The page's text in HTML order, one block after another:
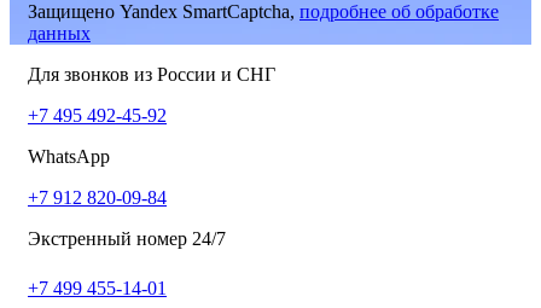
Защищено Yandex SmartCaptcha, подробнее об обработке
данных
Для звонков из России и СНГ
+7 495 492-45-92
WhatsApp
+7 912 820-09-84
Экстренный номер 24/7
+7 499 455-14-01